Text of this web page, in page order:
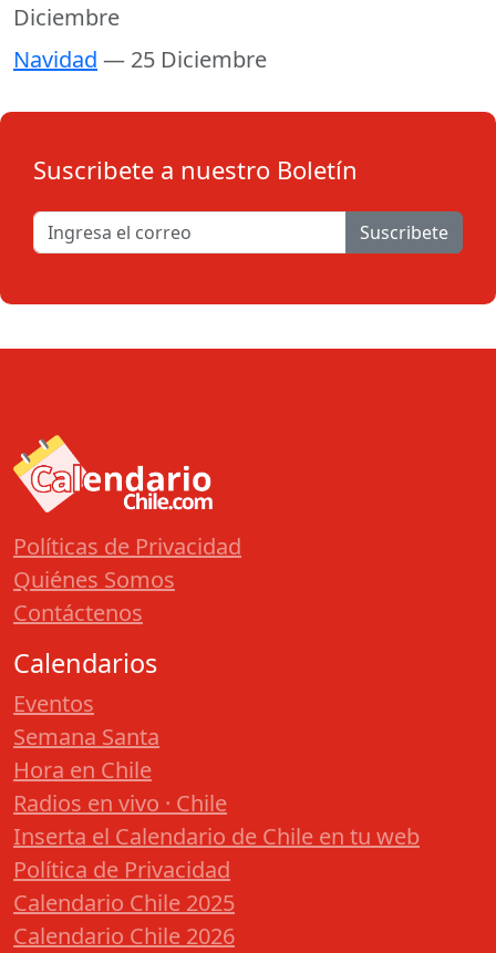
Diciembre
Navidad — 25 Diciembre
Suscribete a nuestro Boletín
Suscribete
Políticas de Privacidad
Quiénes Somos
Contáctenos
Calendarios
Eventos
Semana Santa
Hora en Chile
Radios en vivo · Chile
Inserta el Calendario de Chile en tu web
Política de Privacidad
Calendario Chile 2025
Calendario Chile 2026